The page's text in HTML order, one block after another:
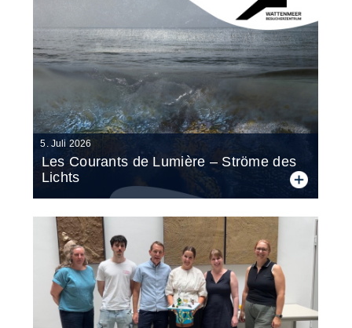
5. Juli 2026
Les Cou­rants de Lu­miè­re – Strö­me des
Lichts